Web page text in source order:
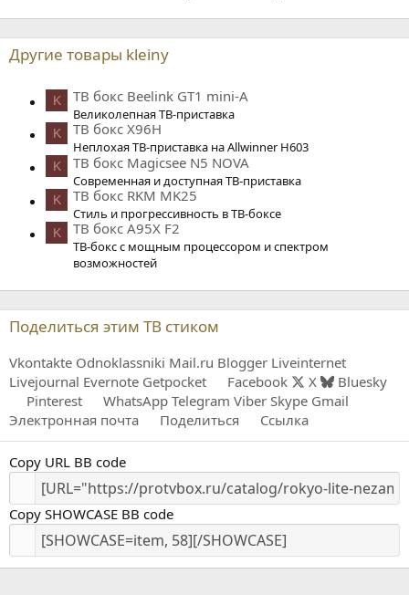
Другие товары kleiny
K ТВ бокс Beelink GT1 mini-A
Великолепная ТВ-приставка
K ТВ бокс X96H
Неплохая ТВ-приставка на Allwinner H603
K ТВ бокс Magicsee N5 NOVA
Современная и доступная ТВ-приставка
K ТВ бокс RKM MK25
Стиль и прогрессивность в ТВ-боксе
K ТВ бокс A95X F2
ТВ-бокс с мощным процессором и спектром
возможностей
Поделиться этим ТВ стиком
Vkontakte Odnoklassniki Mail.ru Blogger Liveinternet
Livejournal Evernote Getpocket Facebook X
Bluesky
Pinterest
WhatsApp Telegram Viber Skype Gmail
Электронная почта
Поделиться Ссылка
Copy URL BB code
Copy SHOWCASE BB code